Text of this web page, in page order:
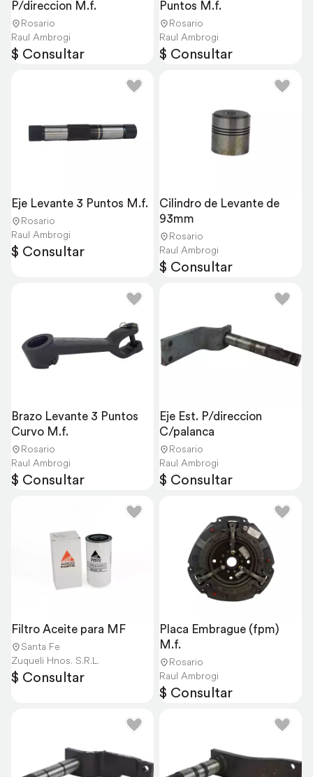
P/direccion M.f.
Rosario
Raul Ambrogi
$ Consultar
Puntos M.f.
Rosario
Raul Ambrogi
$ Consultar
Eje Levante 3 Puntos M.f.
Rosario
Raul Ambrogi
$ Consultar
Cilindro de Levante de
93mm
Rosario
Raul Ambrogi
$ Consultar
Brazo Levante 3 Puntos
Curvo M.f.
Rosario
Raul Ambrogi
$ Consultar
Eje Est. P/direccion
C/palanca
Rosario
Raul Ambrogi
$ Consultar
Filtro Aceite para MF
Santa Fe
Zuqueli Hnos. S.R.L.
$ Consultar
Placa Embrague (fpm)
M.f.
Rosario
Raul Ambrogi
$ Consultar